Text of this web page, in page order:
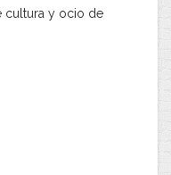
cultura y ocio de